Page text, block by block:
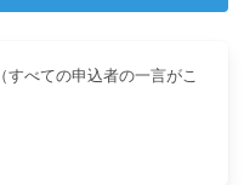
（すべての申込者の一言がこ